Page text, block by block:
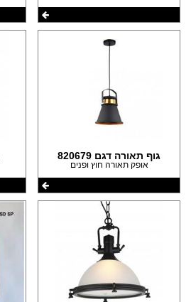
(1)
(1)
גוף תאורה דגם 820679
אופק תאורה חוץ ופנים